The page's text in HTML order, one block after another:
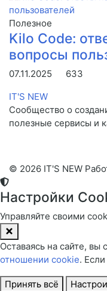
Полезное
Kilo Code:
вопросы
07.11.2025
633
IT'S NEW
Сообщество о
полезные сервисы и
© 2026 IT'S NEW
Настройки
Управляйте своими
Оставаясь на сайте, вы
отношении cookie.
Принять всё